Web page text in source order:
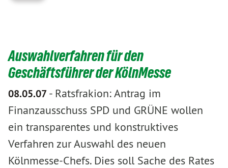
Auswahlverfahren für den
Geschäftsführer der KölnMesse
08.05.07- Ratsfrakion: Antrag im
Finanzausschuss SPD und GRÜNE wollen
ein transparentes und konstruktives
Verfahren zur Auswahl des neuen
Kölnmesse-Chefs. Dies soll Sache des Rates